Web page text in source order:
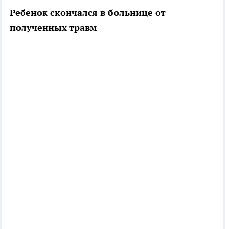
Ребенок скончался в больнице от
полученных травм